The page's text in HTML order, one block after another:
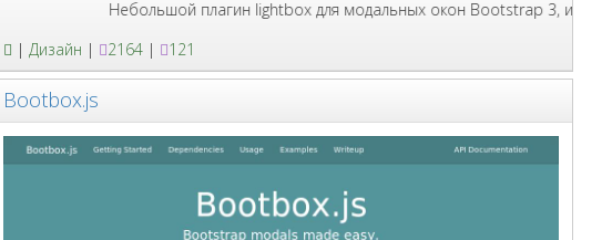
нужным элементам.
Небольшой плагин lightbox для модальных окон Bootstrap 3, изменён
| Дизайн | 2164 | 121
Bootbox.js